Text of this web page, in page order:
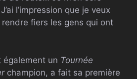
l’impression que je veux
fiers les gens qui ont
également un Tournée
champion, a fait sa première